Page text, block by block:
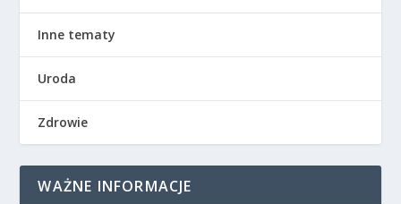
Inne tematy
Uroda
Zdrowie
WAŻNE INFORMACJE